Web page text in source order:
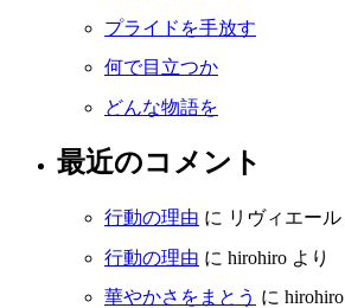
プライドを手放す
何で目立つか
どんな物語を
最近のコメント
行動の理由 に リヴィエール
行動の理由 に hirohiro より
華やかさをまとう に hirohiro